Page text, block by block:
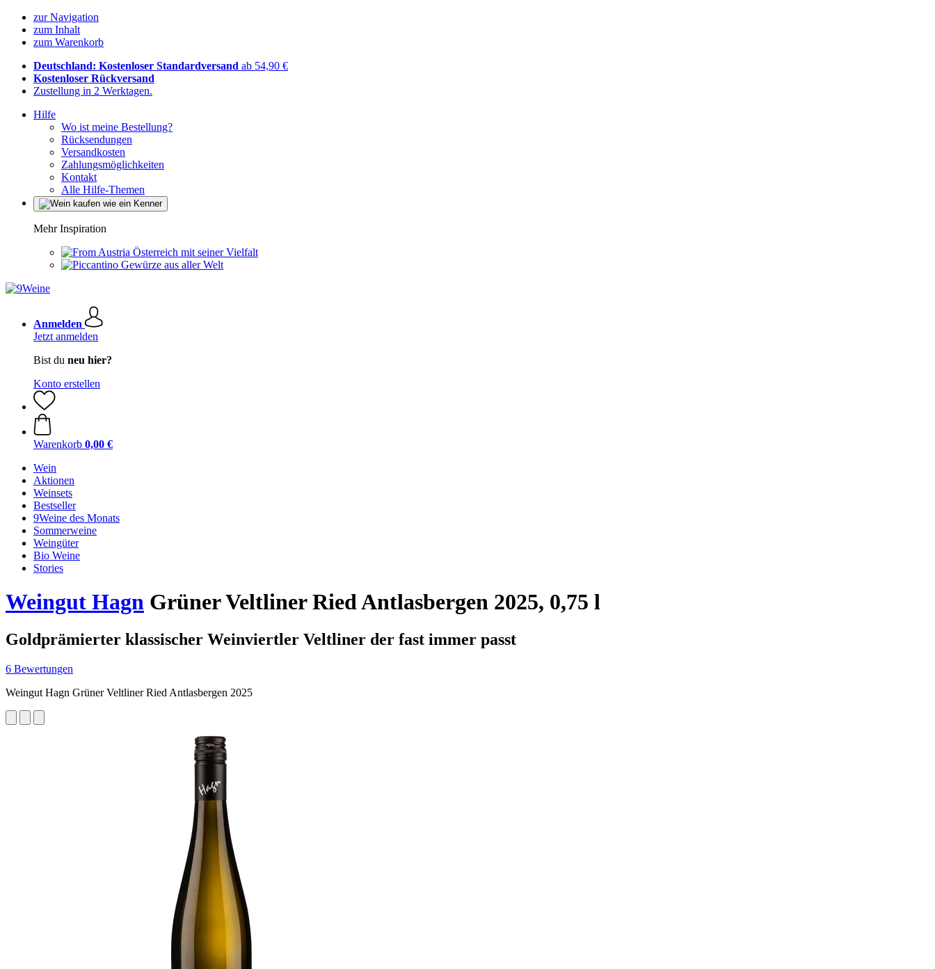
zur Navigation
zum Inhalt
zum Warenkorb
Deutschland: Kostenloser Standardversand ab 54,90 €
Kostenloser Rückversand
Zustellung in 2 Werktagen.
Hilfe
Wo ist meine Bestellung?
Rücksendungen
Versandkosten
Zahlungsmöglichkeiten
Kontakt
Alle Hilfe-Themen
Mehr Inspiration
Österreich mit seiner Vielfalt
Gewürze aus aller Welt
Anmelden
Jetzt anmelden
Bist du neu hier?
Konto erstellen
Warenkorb 0,00 €
Wein
Aktionen
Weinsets
Bestseller
9Weine des Monats
Sommerweine
Weingüter
Bio Weine
Stories
Weingut Hagn Grüner Veltliner Ried Antlasbergen 2025, 0,75 l
Goldprämierter klassischer Weinviertler Veltliner der fast immer passt
6 Bewertungen
Weingut Hagn Grüner Veltliner Ried Antlasbergen 2025